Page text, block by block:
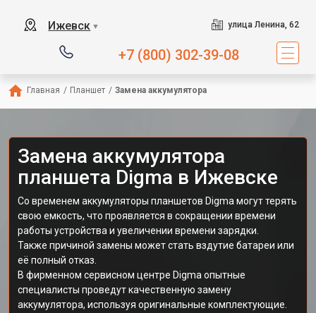
Ижевск ▼ улица Ленина, 62
+7 (800) 302-39-08
Главная / Планшет / Замена аккумулятора
Замена аккумулятора
планшета Digma в Ижевске
Со временем аккумуляторы планшетов Digma могут терять
свою емкость, что проявляется в сокращении времени
работы устройства и увеличении времени зарядки.
Также причиной замены может стать вздутие батареи или
её полный отказ.
В фирменном сервисном центре Digma опытные
специалисты проведут качественную замену
аккумулятора, используя оригинальные комплектующие.